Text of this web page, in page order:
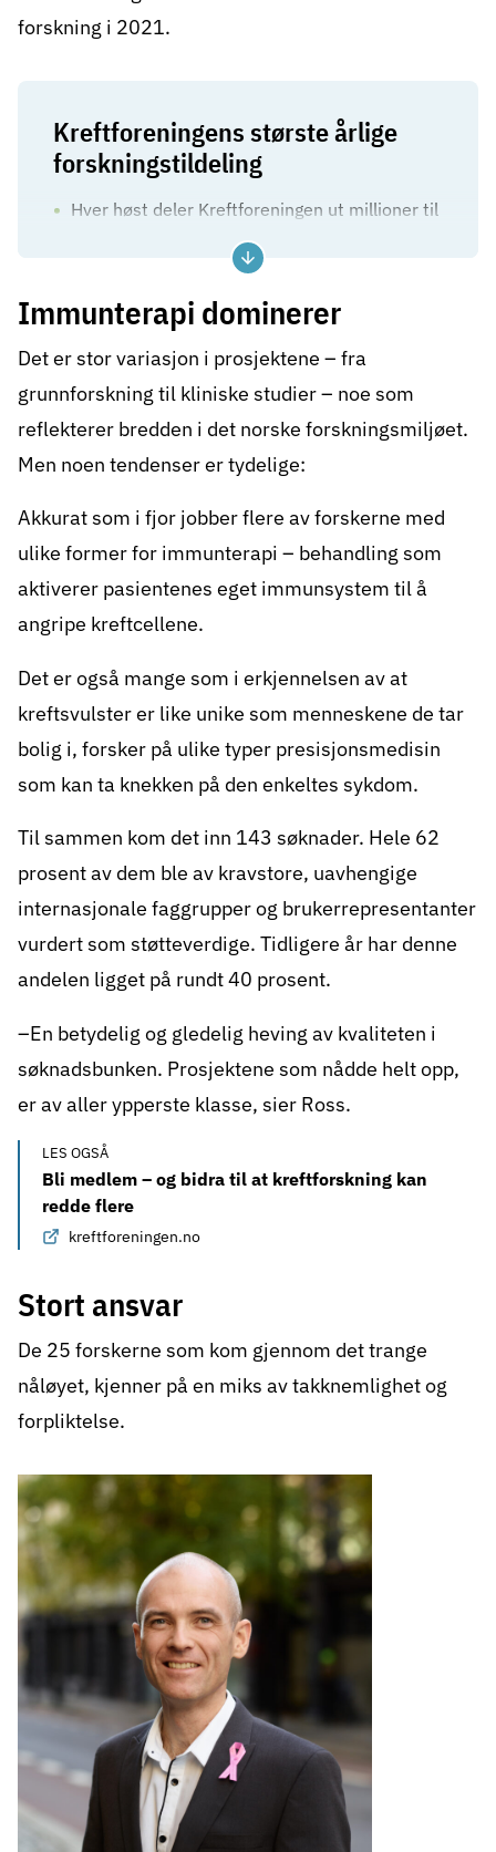
forskning i 2021.
Kreftforeningens største årlige
forskningstildeling
Hver høst deler Kreftforeningen ut millioner til
I år gir Kreftforeningen 176 millioner til 25
ulike forskningsprosjekt
Pengene kommer fra testamenter, gaver,
aksjoner somKreftforeningens
innsamlingsaksjonogRosa sløyfe.
Det var stor variasjon i de 143 søknadene når
behandlingsformer og tilnærminger. Mange
handler om immunterapi, men det er også
mange som vil forske på utvikling av nye
milliarder kroner til forskning, og er dermed en
meget stor bidragsyter.
Immunterapi dominerer
Det er stor variasjon i prosjektene – fra
grunnforskning til kliniske studier – noe som
reflekterer bredden i det norske forskningsmiljøet.
Men noen tendenser er tydelige:
Akkurat som i fjor jobber flere av forskerne med
ulike former for immunterapi – behandling som
aktiverer pasientenes eget immunsystem til å
angripe kreftcellene.
Det er også mange som i erkjennelsen av at
kreftsvulster er like unike som menneskene de tar
bolig i, forsker på ulike typer presisjonsmedisin
som kan ta knekken på den enkeltes sykdom.
Til sammen kom det inn 143 søknader. Hele 62
prosent av dem ble av kravstore, uavhengige
internasjonale faggrupper og brukerrepresentanter
vurdert som støtteverdige. Tidligere år har denne
andelen ligget på rundt 40 prosent.
–En betydelig og gledelig heving av kvaliteten i
søknadsbunken. Prosjektene som nådde helt opp,
er av aller ypperste klasse, sier Ross.
LES OGSÅ
Bli medlem – og bidra til at kreftforskning kan
redde flere
kreftforeningen.no
Stort ansvar
De 25 forskerne som kom gjennom det trange
nåløyet, kjenner på en miks av takknemlighet og
forpliktelse.